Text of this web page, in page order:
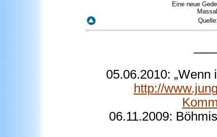
Eine neue
05.06.2010:
http://
06.11.2009: